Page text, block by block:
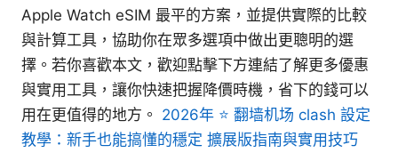
Apple Watch eSIM 最平的方案，並提供實際的比較
與計算工具，協助你在眾多選項中做出更聰明的選
擇。若你喜歡本文，歡迎點擊下方連結了解更多優惠
與實用工具，讓你快速把握降價時機，省下的錢可以
用在更值得的地方。 2026年 ⭐ 翻墙机场 clash 設定
教學：新手也能搞懂的穩定 擴展版指南與實用技巧